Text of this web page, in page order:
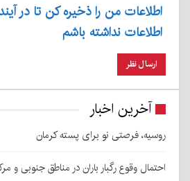
اطلاعات من را ذخیره کن تا در
اطلاعات نداشته باشم
آخرین اخبار
روسیه، فرصتی نو برای پسته کرمان
احتمال وقوع رگبار باران در مناطق جنوبی و